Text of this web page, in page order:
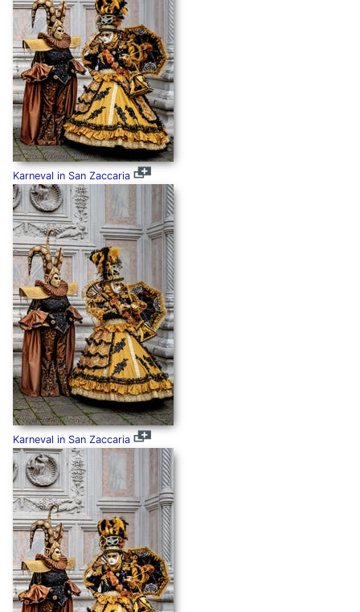
Karneval in San Zaccaria
Karneval in San Zaccaria